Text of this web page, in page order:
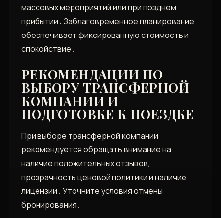
массовых мероприятий или при позднем
прибытии․ Заблаговременное планирование
обеспечивает фиксированную стоимость и
спокойствие․
РЕКОМЕНДАЦИИ ПО
ВЫБОРУ ТРАНСФЕРНОЙ
КОМПАНИИ И
ПОДГОТОВКЕ К ПОЕЗДКЕ
При выборе трансферной компании
рекомендуется обращать внимание на
наличие положительных отзывов,
прозрачность ценовой политики и наличие
лицензии․ Уточните условия отмены
бронирования․